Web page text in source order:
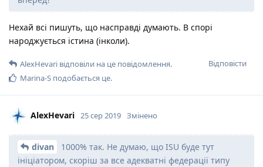
Нехай всі пишуть, що насправді думають. В спорі
народжується істина (інколи).
Відповісти
AlexHevari відповіли на це повідомлення.
Marina-S подобається це.
AlexHevari 25 сер 2019 Змінено
divan
1000% так. Не думаю, що ISU буде тут
ініціатором, скоріш за все адекватні федерації типу